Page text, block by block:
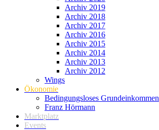
Archiv 2019
Archiv 2018
Archiv 2017
Archiv 2016
Archiv 2015
Archiv 2014
Archiv 2013
Archiv 2012
Wings
Ökonomie
Bedingungsloses Grundeinkommen
Franz Hörmann
Marktplatz
Events